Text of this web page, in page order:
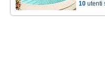
10 utenti